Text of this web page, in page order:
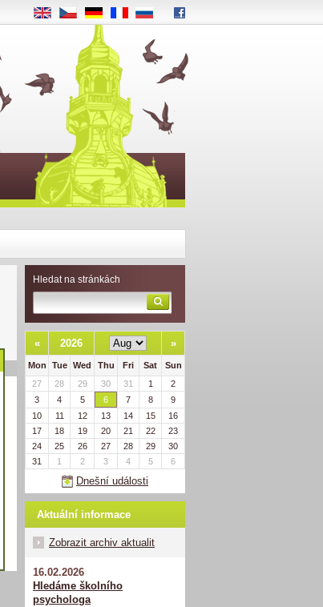
Hledat na stránkách
« 2026 »
Mon Tue Wed Thu Fri Sat
Sun
27
28 29 30 31 1
2
3
4 5 6 7 8
9
10
11 12 13 14 15
16
17
18 19 20 21 22
23
24
25 26 27 28 29
30
31
1 2 3 4 5 6
Dnešní události
Aktuální informace
Zobrazit archiv aktualit
16.02.2026
Hledáme školního
psychologa
EN CS DE RU